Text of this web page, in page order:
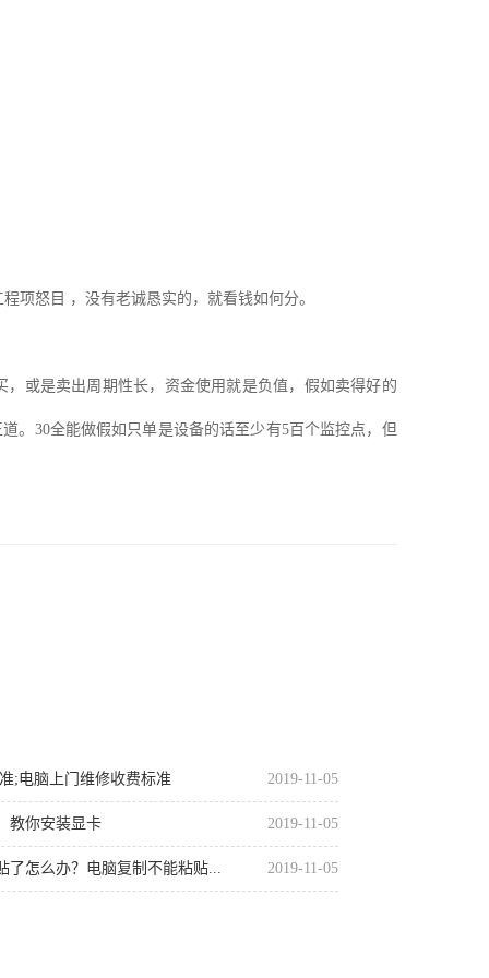
项怒目 ，没有老诚恳实的，就看钱如何分。
或是卖出周期性长，资金使用就是负值，假如卖得好的
。30全能做假如只单是设备的话至少有5百个监控点，但
2019-11-05
;电脑上门维修收费标准
2019-11-05
教你安装显卡
2019-11-05
了怎么办？电脑复制不能粘贴...